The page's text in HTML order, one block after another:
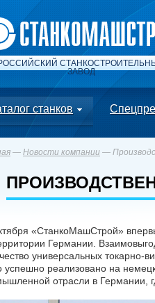
ЗАВОД
станков
— Новости компании —
«СтанкоМашСтрой»
Германии.
универсальных
успешно реализовано на
отрасли в Германии,